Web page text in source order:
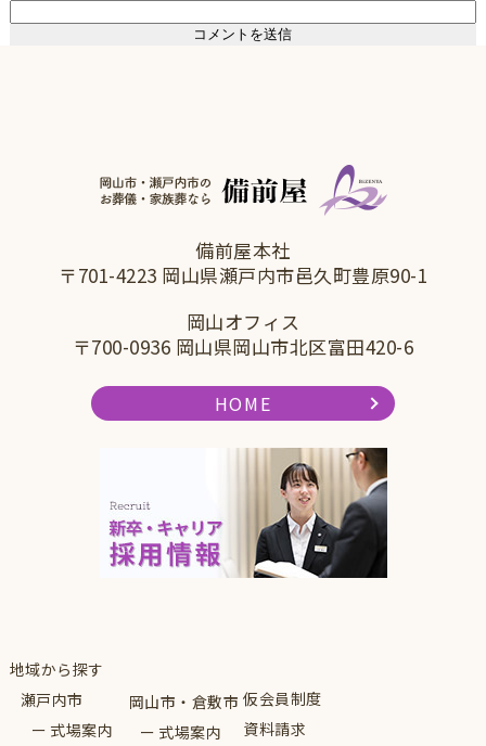
備前屋本社
〒701-4223 岡山県瀬戸内市邑久町豊原90-1
岡山オフィス
〒700-0936 岡山県岡山市北区富田420-6
HOME
地域から探す
瀬戸内市
式場案内
岡山市・倉敷市
式場案内
仮会員制度
資料請求